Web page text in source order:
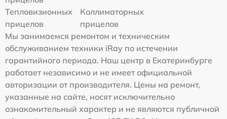
Тепловизионных
прицелов
Коллиматорных
прицелов
Мы занимаемся ремонтом и техническим
обслуживанием техники iRay по истечении
гарантийного периода. Наш центр в Екатеринбурге
работает независимо и не имеет официальной
авторизации от производителя. Цены на ремонт,
указанные на сайте, носят исключительно
ознакомительный характер и не являются публичной